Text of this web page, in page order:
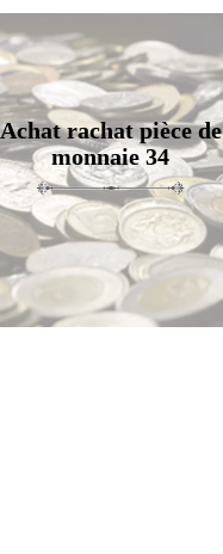
Achat rachat pièce de
monnaie 34